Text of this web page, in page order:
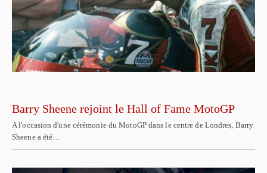
Barry Sheene rejoint le Hall of Fame MotoGP
A l'occasion d'une cérémonie du MotoGP dans le centre de Londres, Barry
Sheene a été…